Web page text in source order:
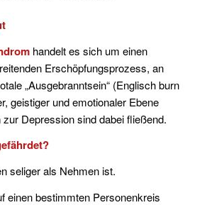
handelt es sich um einen
Erschöpfungsprozess, an
„Ausgebranntsein“ (Englisch burn
geistiger und emotionaler Ebene
Depression sind dabei fließend.
seliger als Nehmen ist.
einen bestimmten Personenkreis